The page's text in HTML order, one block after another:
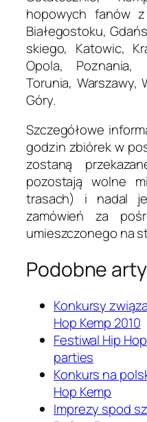
hopowych fanów
Białegos­toku,
skiego, Katowic,
Opola, Poz­na­nia,
Toru­nia, Warszawy,
Góry.
Szczegółowe
godzin zbiórek w
zostaną
pozostają wolne
trasach) i nadal
zamówień za
umieszczonego na
Podobne
Konkursy
Hop Kemp 2010
Festiwal Hip
parties
Konkurs na
Hop Kemp
Imprezy spod